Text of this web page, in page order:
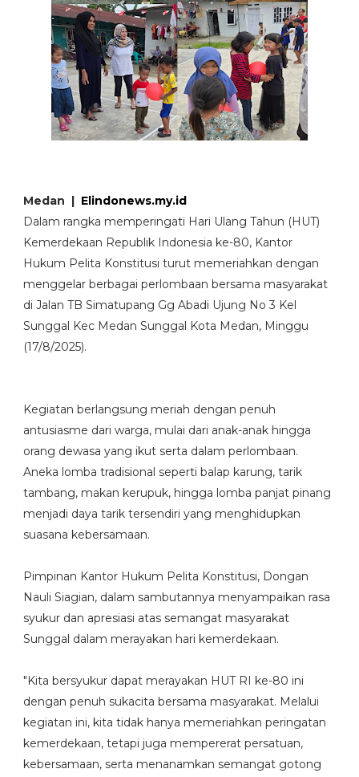
‎Medan | Elindonews.my.id
Dalam rangka memperingati Hari Ulang Tahun (HUT)
Kemerdekaan Republik Indonesia ke-80, Kantor
Hukum Pelita Konstitusi turut memeriahkan dengan
menggelar berbagai perlombaan bersama masyarakat
di Jalan TB Simatupang Gg Abadi Ujung No 3 Kel
Sunggal Kec Medan Sunggal Kota Medan, Minggu
(17/8/2025).
‎Kegiatan berlangsung meriah dengan penuh
antusiasme dari warga, mulai dari anak-anak hingga
orang dewasa yang ikut serta dalam perlombaan.
Aneka lomba tradisional seperti balap karung, tarik
tambang, makan kerupuk, hingga lomba panjat pinang
menjadi daya tarik tersendiri yang menghidupkan
suasana kebersamaan.
‎Pimpinan Kantor Hukum Pelita Konstitusi, Dongan
Nauli Siagian, dalam sambutannya menyampaikan rasa
syukur dan apresiasi atas semangat masyarakat
Sunggal dalam merayakan hari kemerdekaan.
‎"Kita bersyukur dapat merayakan HUT RI ke-80 ini
dengan penuh sukacita bersama masyarakat. Melalui
kegiatan ini, kita tidak hanya memeriahkan peringatan
kemerdekaan, tetapi juga mempererat persatuan,
kebersamaan, serta menanamkan semangat gotong